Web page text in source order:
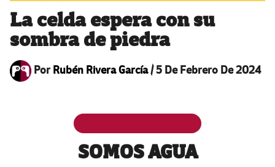
La celda espera con su
sombra de piedra
Por Rubén Rivera García/5 De Febrero De 2024
SOMOS AGUA